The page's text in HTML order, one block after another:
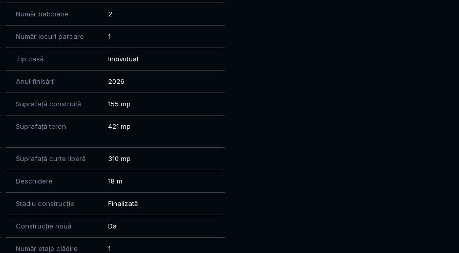
- Mihaela
Număr balcoane 2
Număr locuri parcare 1
Tip casă Individual
Anul finisării 2026
Suprafață construită 155 mp
Suprafață teren 421 mp
Suprafață curte liberă 310 mp
Deschidere 18 m
Stadiu construcție Finalizată
Construcție nouă Da
Număr etaje clădire 1